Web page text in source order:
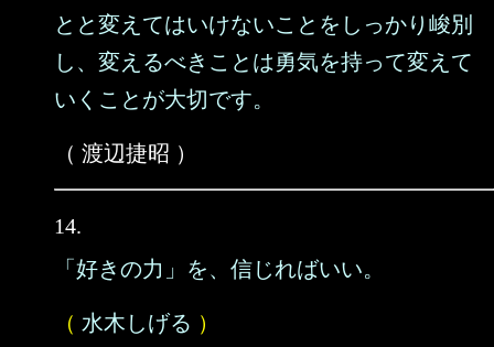
とと変えてはいけないことをしっかり峻別
し、変えるべきことは勇気を持って変えて
いくことが大切です。
（ 渡辺捷昭 ）
14.
「好きの力」を、信じればいい。
（ 水木しげる ）